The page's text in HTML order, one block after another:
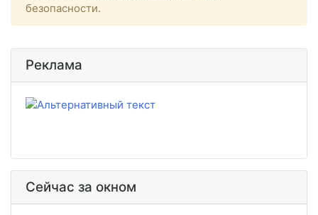
безопасности.
Реклама
Сейчас за окном